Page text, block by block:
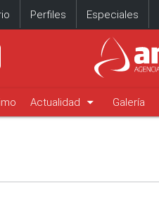
Perfiles Especiales
Actualidad arrow_drop_down Galería